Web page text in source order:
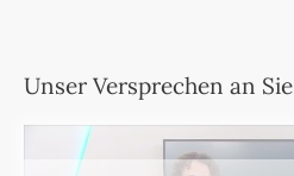
Unser Versprechen an Sie